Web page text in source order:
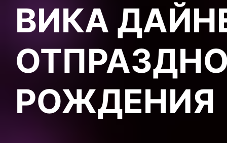
ВИКА
РОЖДЕНИЯ